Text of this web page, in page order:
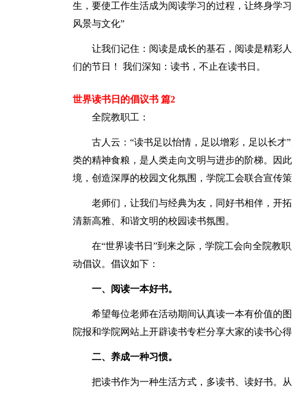
生，要使工作生活成为阅读学习的过程，让终身学
风景与文化”
让我们记住：阅读是成长的基石，阅读是精
们的节日！ 我们深知：读书，不止在读书日。
世界读书日的倡议书 篇2
全院教职工：
古人云：“读书足以怡情，足以增彩，足以长才
类的精神食粮，是人类走向文明与进步的阶梯。因
境，创造深厚的校园文化氛围，学院工会联合宣传
老师们，让我们与经典为友，同好书相伴，开
清新高雅、和谐文明的校园读书氛围。
在“世界读书日”到来之际，学院工会向全院教
动倡议。倡议如下：
一、阅读一本好书。
希望每位老师在活动期间认真读一本有价值的
院报和学院网站上开辟读书专栏分享大家的读书心得
二、养成一种习惯。
把读书作为一种生活方式，多读书、读好书。